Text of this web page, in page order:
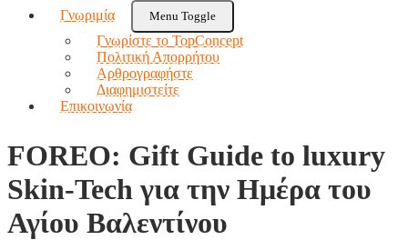
Γνωριμία
Menu Toggle
Γνωρίστε το TopConcept
Πολιτική Απορρήτου
Αρθρογραφήστε
Διαφημιστείτε
Επικοινωνία
FOREO: Gift Guide to luxury
Skin-Tech για την Ημέρα του
Αγίου Βαλεντίνου